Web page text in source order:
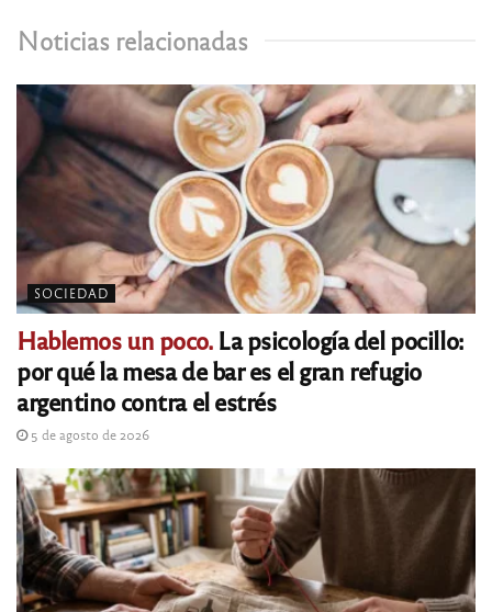
Noticias relacionadas
SOCIEDAD
Hablemos un poco.La psicología del pocillo:
por qué la mesa de bar es el gran refugio
argentino contra el estrés
5 de agosto de 2026